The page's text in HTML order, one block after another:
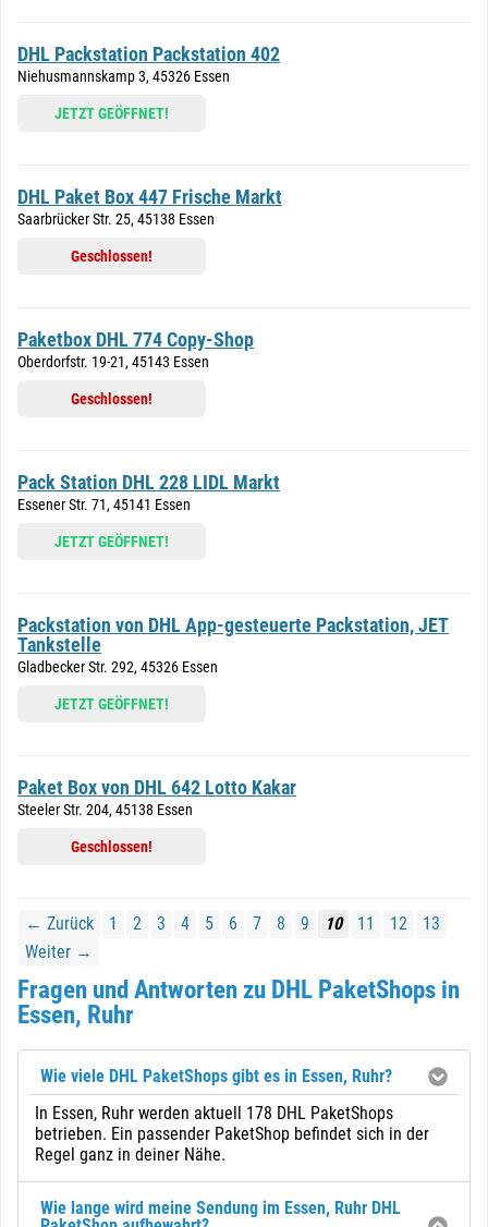
DHL Packstation Packstation 402
Niehusmannskamp 3, 45326 Essen
JETZT GEÖFFNET!
DHL Paket Box 447 Frische Markt
Saarbrücker Str. 25, 45138 Essen
Geschlossen!
Paketbox DHL 774 Copy-Shop
Oberdorfstr. 19-21, 45143 Essen
Geschlossen!
Pack Station DHL 228 LIDL Markt
Essener Str. 71, 45141 Essen
JETZT GEÖFFNET!
Packstation von DHL App-gesteuerte Packstation, JET
Tankstelle
Gladbecker Str. 292, 45326 Essen
JETZT GEÖFFNET!
Paket Box von DHL 642 Lotto Kakar
Steeler Str. 204, 45138 Essen
Geschlossen!
← Zurück 1 2 3 4 5 6 7 8 9 10 11 12
13
Weiter →
Fragen und Antworten zu DHL PaketShops in
Essen, Ruhr
Wie viele DHL PaketShops gibt es in Essen, Ruhr?
In Essen, Ruhr werden aktuell 178 DHL PaketShops
betrieben. Ein passender PaketShop befindet sich in der
Regel ganz in deiner Nähe.
Wie lange wird meine Sendung im Essen, Ruhr DHL